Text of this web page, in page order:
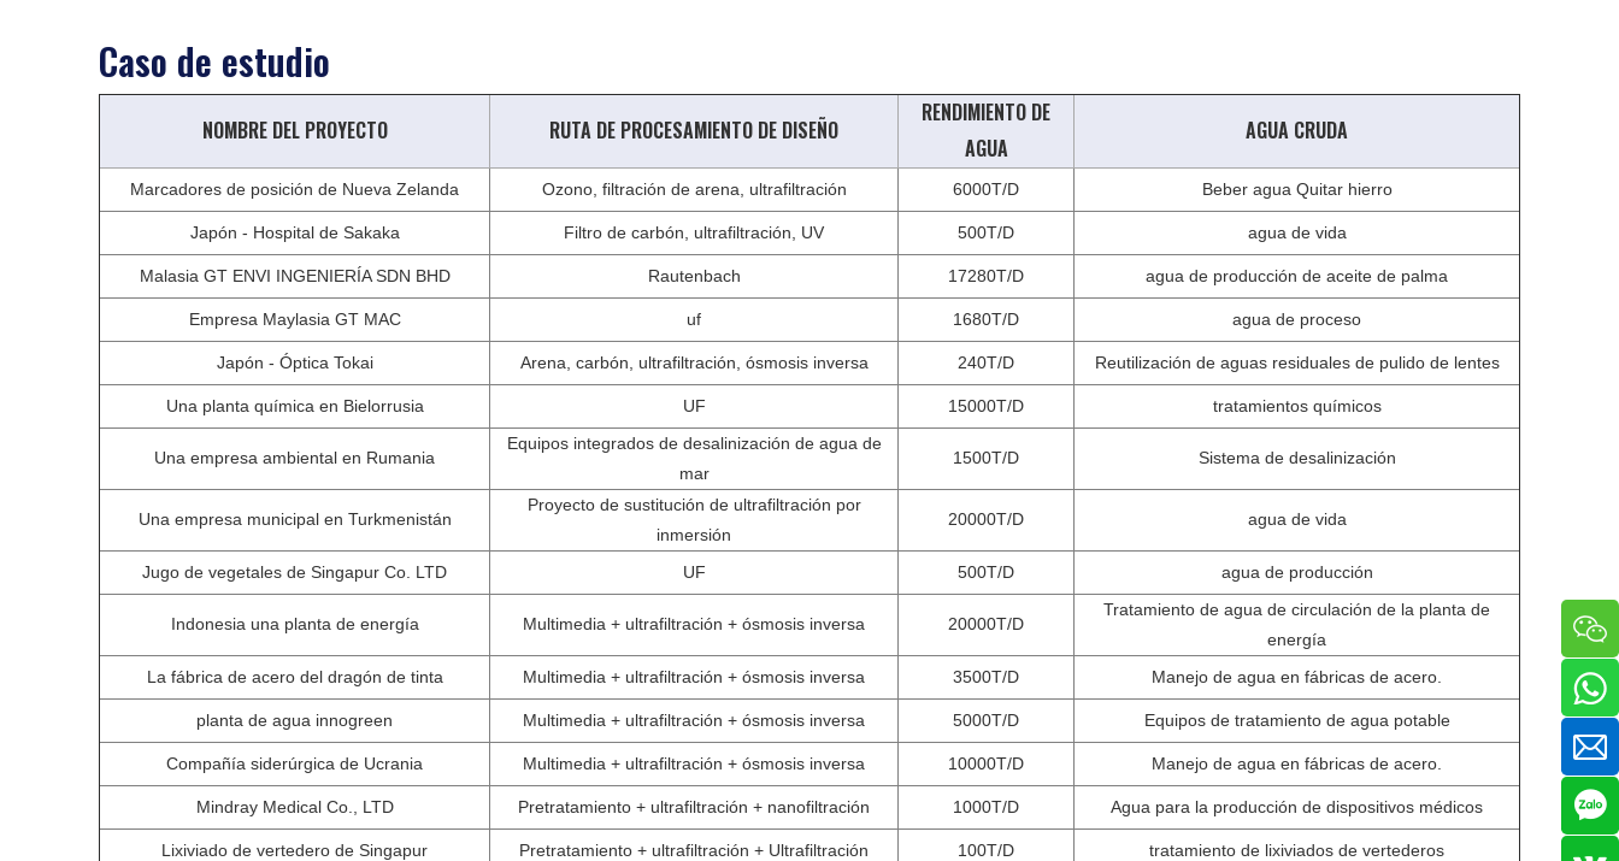
Caso de estudio
NOMBRE DEL PROYECTO RUTA DE PROCESAMIENTO DE DISEÑO
RENDIMIENTO DE
AGUA
AGUA CRUDA
Marcadores de posición de Nueva Zelanda Ozono, filtración de arena, ultrafiltración 6000T/D Beber agua Quitar hierro
Japón - Hospital de Sakaka Filtro de carbón, ultrafiltración, UV 500T/D agua de vida
Malasia GT ENVI INGENIERÍA SDN BHD Rautenbach 17280T/D agua de producción de aceite de palma
Empresa Maylasia GT MAC uf 1680T/D agua de proceso
Japón - Óptica Tokai Arena, carbón, ultrafiltración, ósmosis inversa 240T/D Reutilización de aguas residuales de pulido de lentes
Una planta química en Bielorrusia UF 15000T/D tratamientos químicos
Una empresa ambiental en Rumania
Equipos integrados de desalinización de agua de
mar
1500T/D Sistema de desalinización
Una empresa municipal en Turkmenistán
Proyecto de sustitución de ultrafiltración por
inmersión
20000T/D agua de vida
Jugo de vegetales de Singapur Co. LTD UF 500T/D agua de producción
Indonesia una planta de energía Multimedia + ultrafiltración + ósmosis inversa 20000T/D
Tratamiento de agua de circulación de la planta de
energía
La fábrica de acero del dragón de tinta
Multimedia + ultrafiltración + ósmosis inversa 3500T/D Manejo de agua en fábricas de acero.
planta de agua innogreen Multimedia + ultrafiltración + ósmosis inversa 5000T/D Equipos de tratamiento de agua potable
Compañía siderúrgica de Ucrania Multimedia + ultrafiltración + ósmosis inversa 10000T/D Manejo de agua en fábricas de acero.
Mindray Medical Co., LTD Pretratamiento + ultrafiltración + nanofiltración 1000T/D Agua para la producción de dispositivos médicos
Lixiviado de vertedero de Singapur Pretratamiento + ultrafiltración + Ultrafiltración 100T/D tratamiento de lixiviados de vertederos